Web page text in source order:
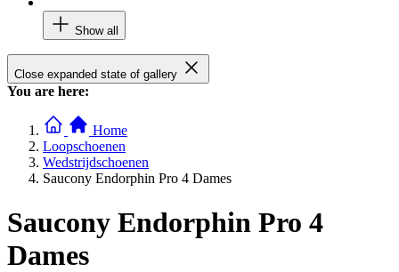
Show all
Close expanded state of gallery
You are here:
Home
Loopschoenen
Wedstrijdschoenen
Saucony Endorphin Pro 4 Dames
Saucony Endorphin Pro 4
Dames